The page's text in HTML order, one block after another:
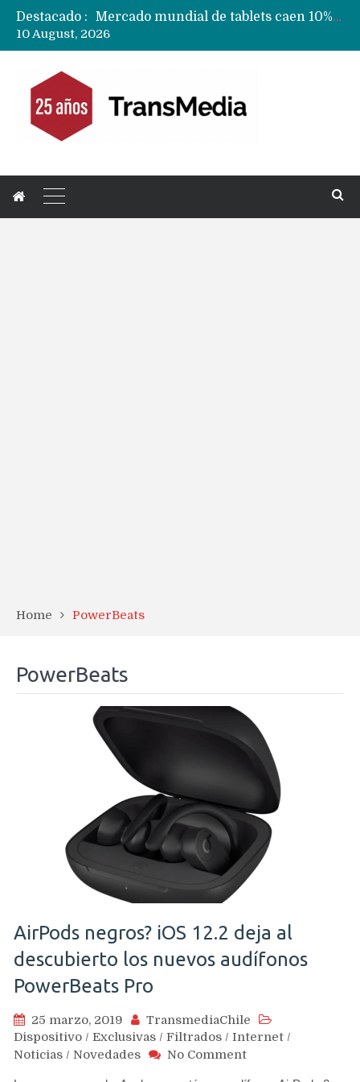
Destacado :
Mercado mundial de tablets caen 10% y todas las marcas reducen despachos
Apple podría subir los precios de sus iPhone 17 a nivel mundial este lunes
10 August, 2026
Home PowerBeats
PowerBeats
AirPods negros? iOS 12.2 deja al
descubierto los nuevos audífonos
PowerBeats Pro
25 marzo, 2019
TransmediaChile
Dispositivo / Exclusivas / Filtrados / Internet /
Noticias / Novedades No Commenton